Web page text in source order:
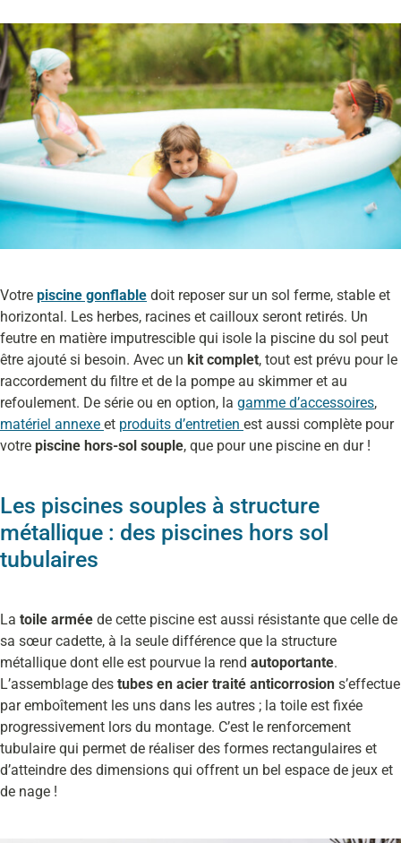
Votre piscine gonflable doit reposer sur un sol ferme, stable et
horizontal. Les herbes, racines et cailloux seront retirés. Un
feutre en matière imputrescible qui isole la piscine du sol peut
être ajouté si besoin. Avec un kit complet, tout est prévu pour le
raccordement du filtre et de la pompe au skimmer et au
refoulement. De série ou en option, la gamme d’accessoires,
matériel annexe et produits d’entretien est aussi complète pour
votre piscine hors-sol souple, que pour une piscine en dur !
Les piscines souples à structure
métallique : des piscines hors sol
tubulaires
La toile armée de cette piscine est aussi résistante que celle de
sa sœur cadette, à la seule différence que la structure
métallique dont elle est pourvue la rend autoportante.
L’assemblage des tubes en acier traité anticorrosion s’effectue
par emboîtement les uns dans les autres ; la toile est fixée
progressivement lors du montage. C’est le renforcement
tubulaire qui permet de réaliser des formes rectangulaires et
d’atteindre des dimensions qui offrent un bel espace de jeux et
de nage !